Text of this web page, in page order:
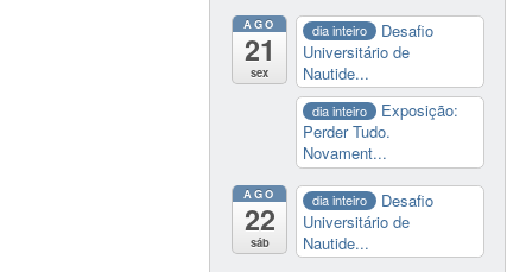
AGO
21
sex
dia inteiro
Desafio
Universitário de
Nautide...
dia inteiro
Exposição:
Perder Tudo.
Novament...
AGO
22
sáb
dia inteiro
Desafio
Universitário de
Nautide...